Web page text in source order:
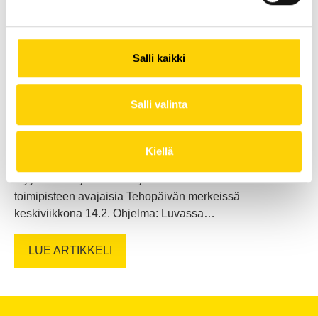
Salli kaikki
Salli valinta
Kiellä
Tehopäivät Lahden myymälässä ja
huoltokorjaamolla 14.2.
toimipisteen avajaisia Tehopäivän merkeissä
keskiviikkona 14.2. Ohjelma: Luvassa…
LUE ARTIKKELI